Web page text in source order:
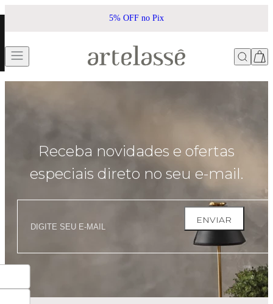
5% OFF no Pix
Receba novidades e ofertas
especiais direto no seu e-mail.
ENVIAR